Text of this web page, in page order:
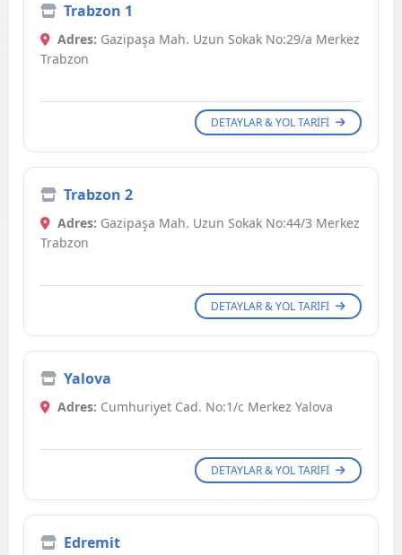
Trabzon 1
Adres: Gazipaşa Mah. Uzun Sokak No:29/a Merkez
Trabzon
DETAYLAR & YOL TARIFI
Trabzon 2
Adres: Gazipaşa Mah. Uzun Sokak No:44/3 Merkez
Trabzon
DETAYLAR & YOL TARIFI
Yalova
Adres: Cumhuriyet Cad. No:1/c Merkez Yalova
DETAYLAR & YOL TARIFI
Edremit